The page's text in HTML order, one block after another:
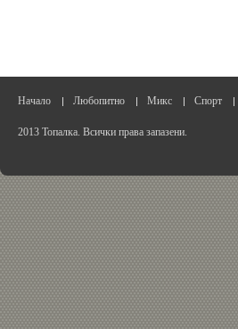
Начало Любопитно Микс Спорт
2013 Топалка. Всички права запазени.